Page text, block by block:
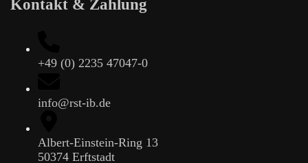
Kontakt & Zahlung
+49 (0) 2235 47047-0
info@rst-ib.de
Albert-Einstein-Ring 13
50374 Erftstadt